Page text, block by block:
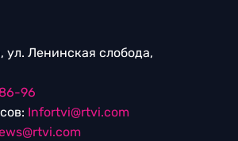
ул. Ленинская слобода,
96
Infortvi@rtvi.com